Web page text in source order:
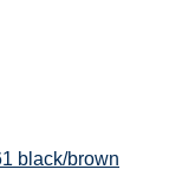
black/brown